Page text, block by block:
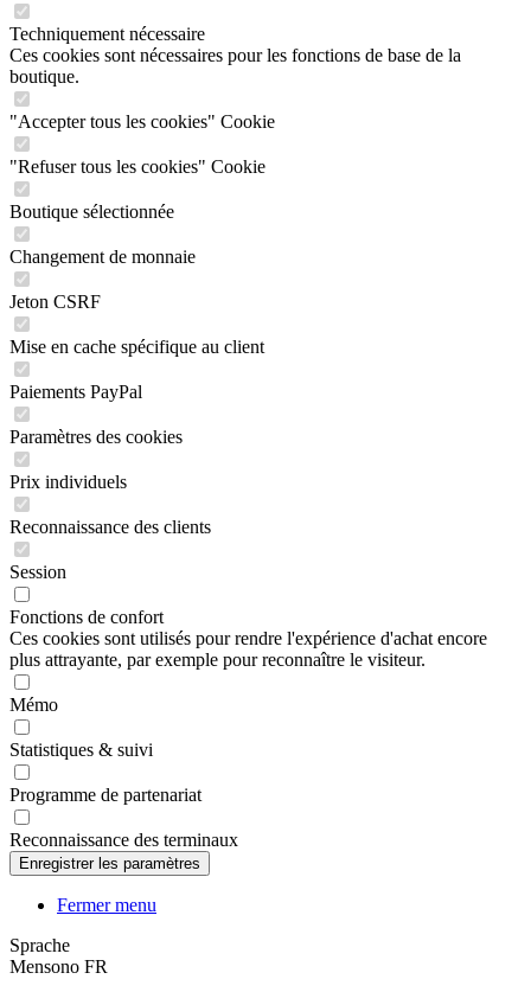
Techniquement nécessaire
Ces cookies sont nécessaires pour les fonctions de base de la
boutique.
"Accepter tous les cookies" Cookie
"Refuser tous les cookies" Cookie
Boutique sélectionnée
Changement de monnaie
Jeton CSRF
Mise en cache spécifique au client
Paiements PayPal
Paramètres des cookies
Prix individuels
Reconnaissance des clients
Session
Fonctions de confort
Ces cookies sont utilisés pour rendre l'expérience d'achat encore
plus attrayante, par exemple pour reconnaître le visiteur.
Mémo
Statistiques & suivi
Programme de partenariat
Reconnaissance des terminaux
Fermer menu
Sprache
Mensono FR